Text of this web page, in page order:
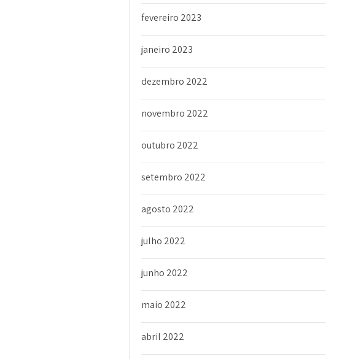
fevereiro 2023
janeiro 2023
dezembro 2022
novembro 2022
outubro 2022
setembro 2022
agosto 2022
julho 2022
junho 2022
maio 2022
abril 2022